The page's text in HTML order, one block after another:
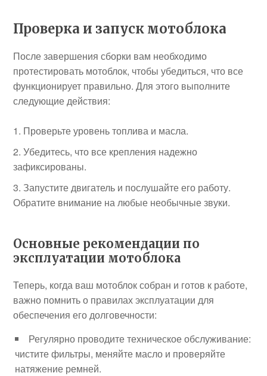
Проверка и запуск мотоблока
После завершения сборки вам необходимо
протестировать мотоблок, чтобы убедиться, что все
функционирует правильно. Для этого выполните
следующие действия:
Проверьте уровень топлива и масла.
Убедитесь, что все крепления надежно
зафиксированы.
Запустите двигатель и послушайте его работу.
Обратите внимание на любые необычные звуки.
Основные рекомендации по
эксплуатации мотоблока
Теперь, когда ваш мотоблок собран и готов к работе,
важно помнить о правилах эксплуатации для
обеспечения его долговечности:
Регулярно проводите техническое обслуживание:
чистите фильтры, меняйте масло и проверяйте
натяжение ремней.